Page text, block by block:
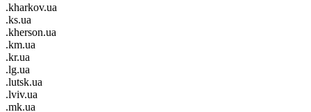
.kharkov.ua
.ks.ua
.kherson.ua
.km.ua
.kr.ua
.lg.ua
.lutsk.ua
.lviv.ua
.mk.ua